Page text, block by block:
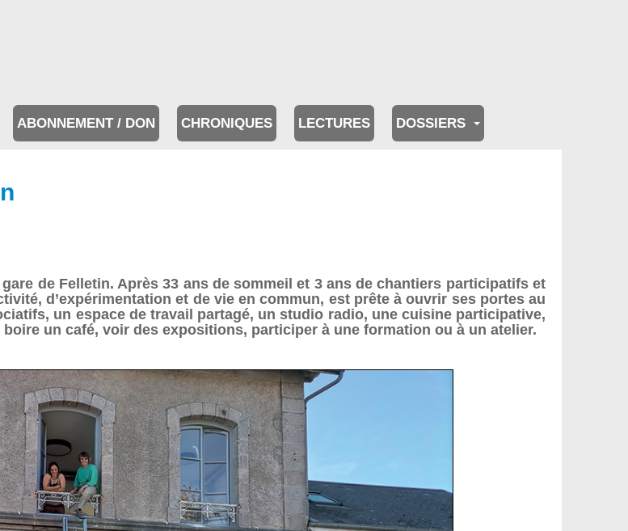
ABONNEMENT / DON CHRONIQUES LECTURES DOSSIERS
de Felletin. Après 33 ans de sommeil et 3 ans de chantiers participatifs et
d’expérimentation et de vie en commun, est prête à ouvrir ses portes au
un espace de travail partagé, un studio radio, une cuisine participative,
un café, voir des expositions, participer à une formation ou à un atelier.